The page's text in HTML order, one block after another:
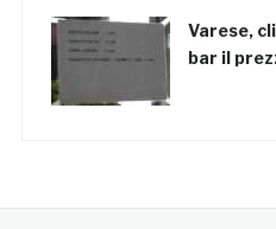
Varese,
bar il